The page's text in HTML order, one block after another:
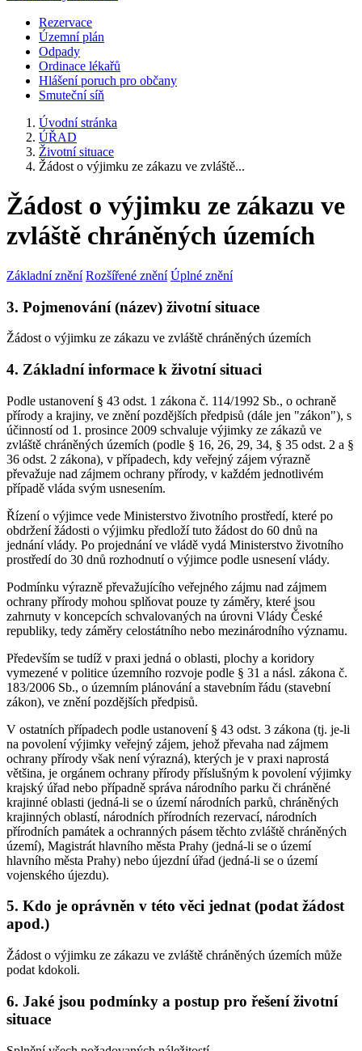
Rezervace
Územní plán
Odpady
Ordinace lékařů
Hlášení poruch pro občany
Smuteční síň
Úvodní stránka
ÚŘAD
Životní situace
Žádost o výjimku ze zákazu ve zvláště...
Žádost o výjimku ze zákazu ve
zvláště chráněných územích
Základní znění Rozšířené znění Úplné znění
3. Pojmenování (název) životní situace
Žádost o výjimku ze zákazu ve zvláště chráněných územích
4. Základní informace k životní situaci
Podle ustanovení § 43 odst. 1 zákona č. 114/1992 Sb., o ochraně
přírody a krajiny, ve znění pozdějších předpisů (dále jen "zákon"), s
účinností od 1. prosince 2009 schvaluje výjimky ze zákazů ve
zvláště chráněných územích (podle § 16, 26, 29, 34, § 35 odst. 2 a §
36 odst. 2 zákona), v případech, kdy veřejný zájem výrazně
převažuje nad zájmem ochrany přírody, v každém jednotlivém
případě vláda svým usnesením.
Řízení o výjimce vede Ministerstvo životního prostředí, které po
obdržení žádosti o výjimku předloží tuto žádost do 60 dnů na
jednání vlády. Po projednání ve vládě vydá Ministerstvo životního
prostředí do 30 dnů rozhodnutí o výjimce podle usnesení vlády.
Podmínku výrazně převažujícího veřejného zájmu nad zájmem
ochrany přírody mohou splňovat pouze ty záměry, které jsou
zahrnuty v koncepcích schvalovaných na úrovni Vlády České
republiky, tedy záměry celostátního nebo mezinárodního významu.
Především se tudíž v praxi jedná o oblasti, plochy a koridory
vymezené v politice územního rozvoje podle § 31 a násl. zákona č.
183/2006 Sb., o územním plánování a stavebním řádu (stavební
zákon), ve znění pozdějších předpisů.
V ostatních případech podle ustanovení § 43 odst. 3 zákona (tj. je-li
na povolení výjimky veřejný zájem, jehož převaha nad zájmem
ochrany přírody však není výrazná), kterých je v praxi naprostá
většina, je orgánem ochrany přírody příslušným k povolení výjimky
krajský úřad nebo případně správa národního parku či chráněné
krajinné oblasti (jedná-li se o území národních parků, chráněných
krajinných oblastí, národních přírodních rezervací, národních
přírodních památek a ochranných pásem těchto zvláště chráněných
území), Magistrát hlavního města Prahy (jedná-li se o území
hlavního města Prahy) nebo újezdní úřad (jedná-li se o území
vojenského újezdu).
5. Kdo je oprávněn v této věci jednat (podat žádost
apod.)
Žádost o výjimku ze zákazu ve zvláště chráněných územích může
podat kdokoli.
6. Jaké jsou podmínky a postup pro řešení životní
situace